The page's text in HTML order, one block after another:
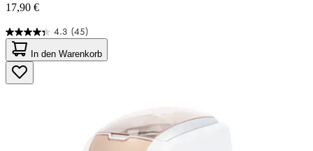
17,90 €
4.3 (45)
4.3
von
5
Sternen.
45
In den Warenkorb